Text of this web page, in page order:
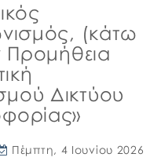
(κάτω
Προμήθεια
Δικτύου
Πέμπτη, 4 Ιουνίου 2026